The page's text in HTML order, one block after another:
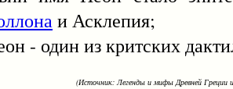
и Асклепия;
один из критских
(Источник: Легенды и мифы Древней